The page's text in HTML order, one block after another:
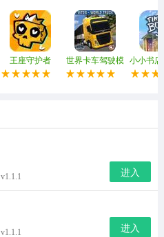
王座守护者
世界卡车驾驶模
拟器 手机版
小小书
v1.1.1 进入
v1.1.1 进入